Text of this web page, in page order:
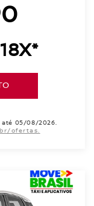
até 05/08/2026.
ofertas.